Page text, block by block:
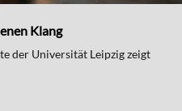
Klang
der Universität Leipzig zeigt